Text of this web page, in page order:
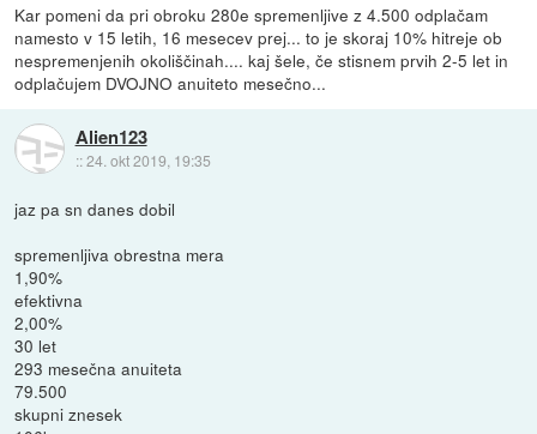
Kar pomeni da pri obroku 280e spremenljive z 4.500 odplačam
namesto v 15 letih, 16 mesecev prej... to je skoraj 10% hitreje ob
nespremenjenih okoliščinah.... kaj šele, če stisnem prvih 2-5 let in
odplačujem DVOJNO anuiteto mesečno...
Alien123
::24. okt 2019, 19:35
jaz pa sn danes dobil
spremenljiva obrestna mera
1,90%
efektivna
2,00%
30 let
293 mesečna anuiteta
79.500
skupni znesek